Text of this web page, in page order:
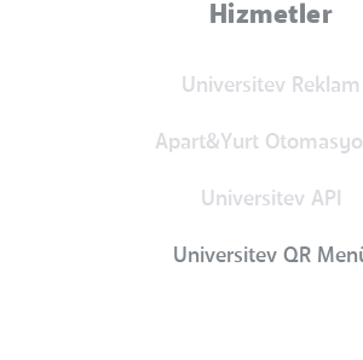
Hizmetler
Universitev Reklam
Apart&Yurt
Universitev API
Universitev QR